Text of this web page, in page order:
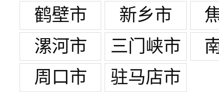
鹤壁市
新乡市
漯河市
三门峡市
周口市
驻马店市